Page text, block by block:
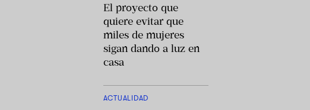
El proyecto que
quiere evitar que
miles de mujeres
sigan dando a luz en
casa
ACTUALIDAD